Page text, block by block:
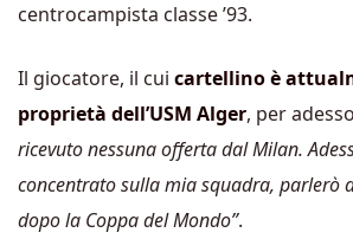
centrocampista classe ’93.
Il giocatore, il cui cartellino è
proprietà dell’USM Alger, per
ricevuto nessuna offerta dal Milan.
concentrato sulla mia squadra, parlerò
dopo la Coppa del Mondo”.